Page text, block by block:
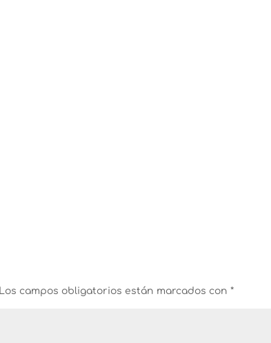
Los campos obligatorios están marcados con*